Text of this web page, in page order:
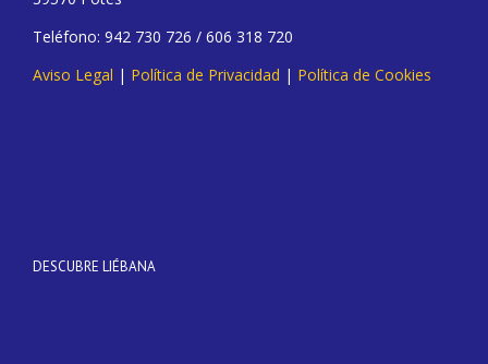
Teléfono: 942 730 726 / 606 318 720
Aviso Legal | Política de Privacidad | Política de Cookies
DESCUBRE LIÉBANA